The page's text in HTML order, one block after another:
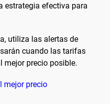
estrategia efectiva para
utiliza las alertas de
cuando las tarifas
mejor precio posible.
mejor precio